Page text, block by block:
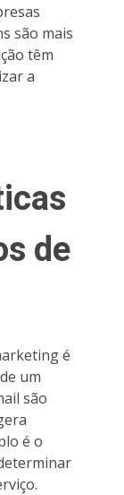
são mais
têm
a
de
é
um
são
é o